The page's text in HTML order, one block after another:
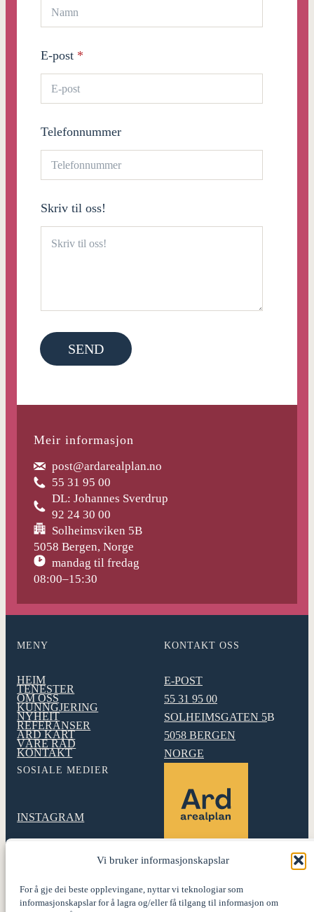
Vi bruker informasjonskapslar
For å gje dei beste opplevingane, nyttar vi teknologiar som
informasjonskapslar for å lagra og/eller få tilgang til informasjon om
E-post *
Telefonnummer
Skriv til oss!
SEND
Meir informasjon
post@ardarealplan.no
55 31 95 00
DL: Johannes Sverdrup
92 24 30 00
Solheimsviken 5B
5058 Bergen, Norge
mandag til fredag
08:00–15:30
MENY
HEIM
TENESTER
OM OSS
KUNNGJERING
NYHEIT
REFERANSER
ARD KART
VÅRE RÅD
KONTAKT
KONTAKT OSS
E-POST
55 31 95 00
SOLHEIMSGATEN 5B
5058 BERGEN
NORGE
SOSIALE MEDIER
INSTAGRAM
Ard arealplan utarbeidar
reguleringsplanar og skapar
gode stader